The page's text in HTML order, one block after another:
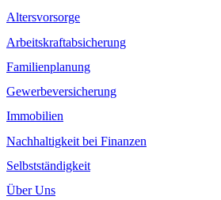
Altersvorsorge
Arbeitskraftabsicherung
Familienplanung
Gewerbeversicherung
Immobilien
Nachhaltigkeit bei Finanzen
Selbstständigkeit
Über Uns